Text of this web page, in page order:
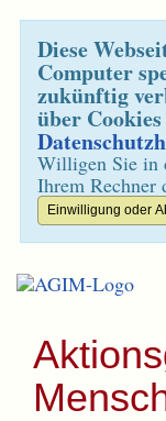
Diese
Computer
zukünftig
über
Willigen Sie in
Ihrem Rechner